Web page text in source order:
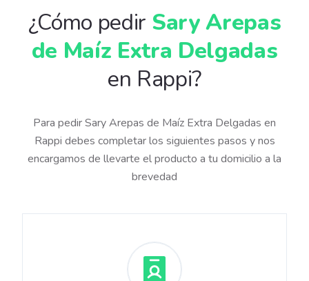
¿Cómo pedir Sary Arepas
de Maíz Extra Delgadas
en Rappi?
Para pedir Sary Arepas de Maíz Extra Delgadas en
Rappi debes completar los siguientes pasos y nos
encargamos de llevarte el producto a tu domicilio a la
brevedad